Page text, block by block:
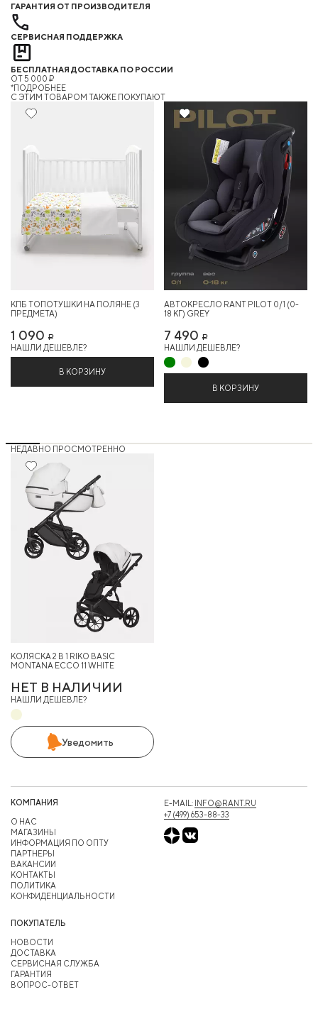
ГАРАНТИЯ ОТ ПРОИЗВОДИТЕЛЯ
СЕРВИСНАЯ ПОДДЕРЖКА
БЕСПЛАТНАЯ ДОСТАВКА ПО РОССИИ
ОТ 5 000 ₽
*ПОДРОБНЕЕ
C ЭТИМ ТОВАРОМ ТАКЖЕ ПОКУПАЮТ
КПБ ТОПОТУШКИ НА ПОЛЯНЕ (3
ПРЕДМЕТА)
1 090 Р
НАШЛИ ДЕШЕВЛЕ?
В КОРЗИНУ
АВТОКРЕСЛО RANT PILOT 0/1 (0-
18 КГ) GREY
7 490 Р
НАШЛИ ДЕШЕВЛЕ?
В КОРЗИНУ
НЕДАВНО ПРОСМОТРЕННО
5%
КОЛЯСКА 2 В 1 RIKO BASIC
MONTANA ECCO 11 WHITE
НЕТ В НАЛИЧИИ
НАШЛИ ДЕШЕВЛЕ?
Уведомить
КОМПАНИЯ
О НАС
МАГАЗИНЫ
ИНФОРМАЦИЯ ПО ОПТУ
ПАРТНЕРЫ
ВАКАНСИИ
КОНТАКТЫ
ПОЛИТИКА
КОНФИДЕНЦИАЛЬНОСТИ
ПОКУПАТЕЛЬ
НОВОСТИ
ДОСТАВКА
СЕРВИСНАЯ СЛУЖБА
ГАРАНТИЯ
ВОПРОС-ОТВЕТ
E-MAIL: INFO@RANT.RU
+7 (499) 653-88-33